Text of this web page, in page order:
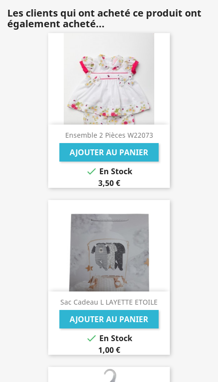
Les clients qui ont acheté ce produit ont
également acheté...
Ensemble 2 Pièces W22073
AJOUTER AU PANIER
 En Stock
3,50 €
Sac Cadeau L LAYETTE ETOILE
AJOUTER AU PANIER
 En Stock
1,00 €